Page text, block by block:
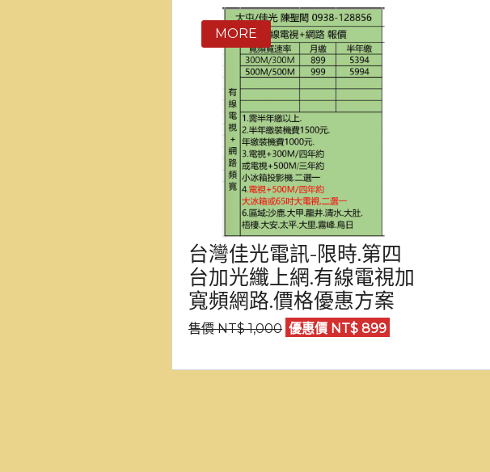
台灣佳光電訊-限時.第四
台加光纖上網.有線電視加
寬頻網路.價格優惠方案
售價 NT$ 1,000 優惠價 NT$ 899